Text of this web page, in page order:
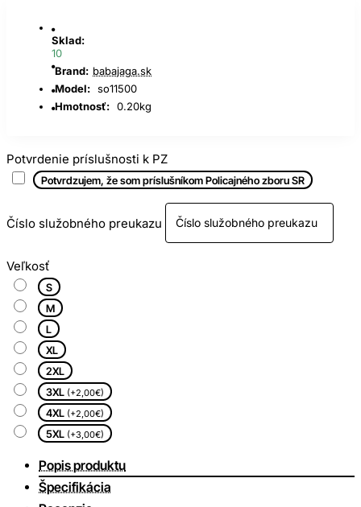
Sklad:
10
Brand: babajaga.sk
Model: so11500
Hmotnosť: 0.20kg
Potvrdenie príslušnosti k PZ
Potvrdzujem, že som príslušníkom Policajného zboru SR
Číslo služobného preukazu
Veľkosť
S
M
L
XL
2XL
3XL (+2,00€)
4XL (+2,00€)
5XL (+3,00€)
Popis produktu
Špecifikácia